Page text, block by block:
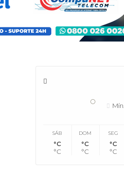
° Mín.
SÁB
°C
°C
DOM
°C
°C
SEG
°C
°C